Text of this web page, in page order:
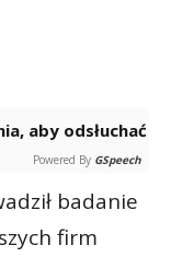
Powered By GSpeech
badanie
firm